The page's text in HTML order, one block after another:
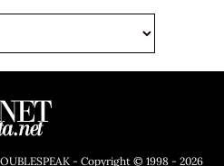
- Copyright © 1998 - 2026